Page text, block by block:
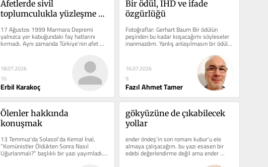
Afetlerde sivil
toplumculukla yüzleşme
17 Ağustos 1999 Marmara Depremi
yalnızca yer kabuğundaki fay hatlarını
kırmadı. Aynı zamanda Türkiye'nin afet
yönetimi anlayışındaki...
18.07.2026
10
Erbil Karakoç
Bir ödül, İHD ve ifade
özgürlüğü
Fotoğraflar: Gerhart Baum Bir ödülün
peşinden bu kadar koşacağımı söyleseler
inanmazdım. Yanlış anlaşılmasın bir ödül
16.07.2026
9
Fazıl Ahmet Tamer
Ölenler hakkında
konuşmak
13 Temmuz’da Solasol’da Kemal İnal,
“Komünistler Öldükten Sonra Nasıl
Uğurlanmalı?” başlıklı bir yazı yayımladı.
İnal,...
gökyüzüne de çıkabilecek
yollar
ender öndeş’in son romanı kubur’u ele
almaya çalışacağım. bu yazı esasen bir
edebi değerlendirme değil ama ender
öndeş’in...